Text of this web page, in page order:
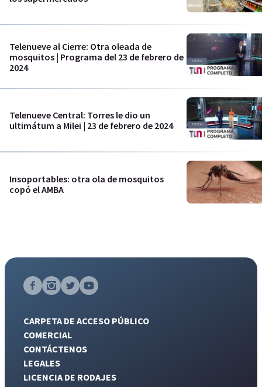
Telenueve al Cierre: Otra oleada de
mosquitos | Programa del 23 de febrero de
2024
Telenueve Central: Torres le dio un
ultimátum a Milei | 23 de febrero de 2024
Insoportables: otra ola de mosquitos
copó el AMBA
CARPETA DE ACCESO PÚBLICO
COMERCIAL
CONTÁCTENOS
LEGALES
LICENCIA DE RODAJES